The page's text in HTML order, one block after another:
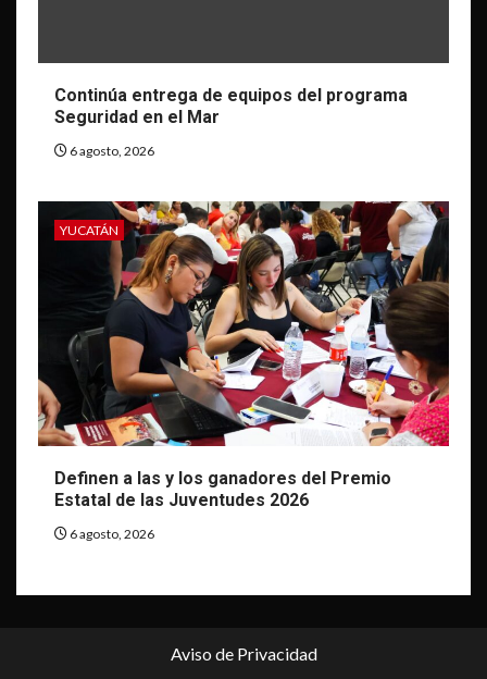
Continúa entrega de equipos del programa
Seguridad en el Mar
6 agosto, 2026
YUCATÁN
Definen a las y los ganadores del Premio
Estatal de las Juventudes 2026
6 agosto, 2026
Aviso de Privacidad